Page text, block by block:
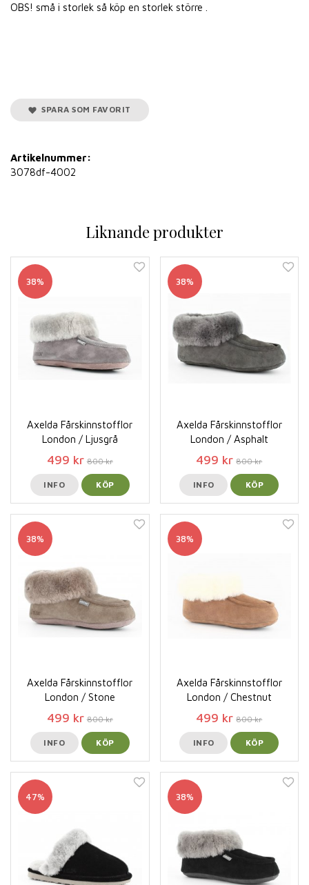
OBS! små i storlek så köp en storlek större .
SPARA SOM FAVORIT
Artikelnummer:
3078df-4002
Liknande produkter
38%
Axelda Fårskinnstofflor
London / Ljusgrå
499 kr 800 kr
INFO KÖP
38%
Axelda Fårskinnstofflor
London / Asphalt
499 kr 800 kr
INFO KÖP
38%
Axelda Fårskinnstofflor
London / Stone
499 kr 800 kr
INFO KÖP
38%
Axelda Fårskinnstofflor
London / Chestnut
499 kr 800 kr
INFO KÖP
47% 38%